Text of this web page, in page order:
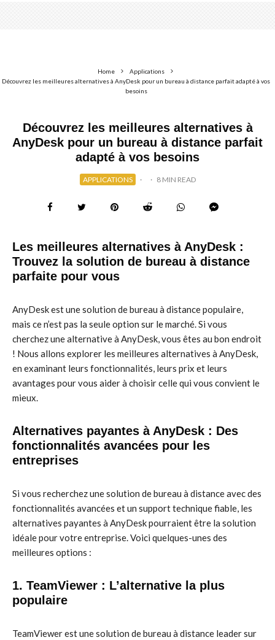
Home
Applications
Découvrez les meilleures alternatives à AnyDesk pour un bureau à distance parfait adapté à vos
besoins
Découvrez les meilleures alternatives à
AnyDesk pour un bureau à distance parfait
adapté à vos besoins
APPLICATIONS · · 8 MIN READ
Les meilleures alternatives à AnyDesk :
Trouvez la solution de bureau à distance
parfaite pour vous
AnyDesk est une solution de bureau à distance populaire,
mais ce n’est pas la seule option sur le marché. Si vous
cherchez une alternative à AnyDesk, vous êtes au bon endroit
! Nous allons explorer les meilleures alternatives à AnyDesk,
en examinant leurs fonctionnalités, leurs prix et leurs
avantages pour vous aider à choisir celle qui vous convient le
mieux.
Alternatives payantes à AnyDesk : Des
fonctionnalités avancées pour les
entreprises
Si vous recherchez une solution de bureau à distance avec des
fonctionnalités avancées et un support technique fiable, les
alternatives payantes à AnyDesk pourraient être la solution
idéale pour votre entreprise. Voici quelques-unes des
meilleures options :
1. TeamViewer : L’alternative la plus
populaire
TeamViewer est une solution de bureau à distance leader sur